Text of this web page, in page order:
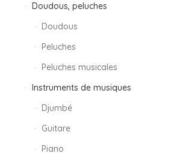
Doudous, peluches
Doudous
Peluches
Peluches musicales
Instruments de musiques
Djumbé
Guitare
Piano